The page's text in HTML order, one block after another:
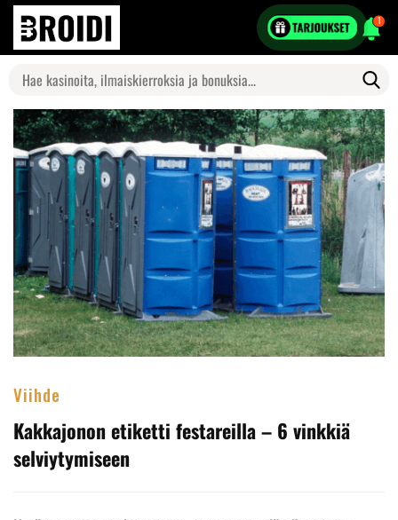
1
Search
for:
Viihde
Kakkajonon etiketti festareilla – 6 vinkkiä
selviytymiseen